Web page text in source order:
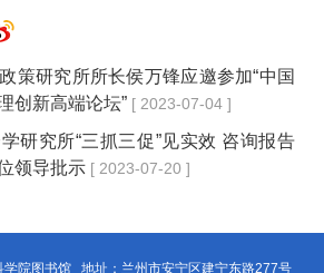
策研究所所长侯万锋应邀参加“中国
创新高端论坛” [ 2023-07-04 ]
研究所“三抓三促”见实效 咨询报告
领导批示 [ 2023-07-20 ]
学院图书馆 地址：兰州市安宁区建宁东路277号